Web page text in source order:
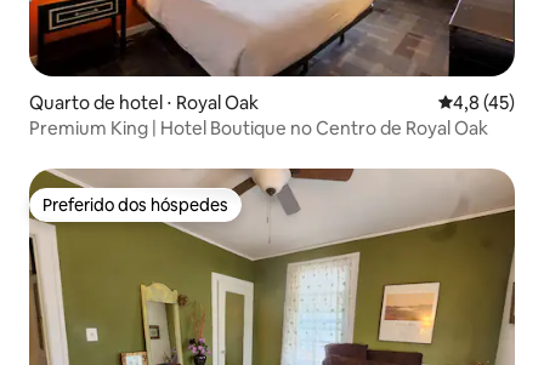
Quarto de hotel ⋅ Royal Oak 4,8 de uma
4,8 (45)
Premium King | Hotel Boutique no Centro de Royal Oak
Preferido dos hóspedes
Preferido dos hóspedes